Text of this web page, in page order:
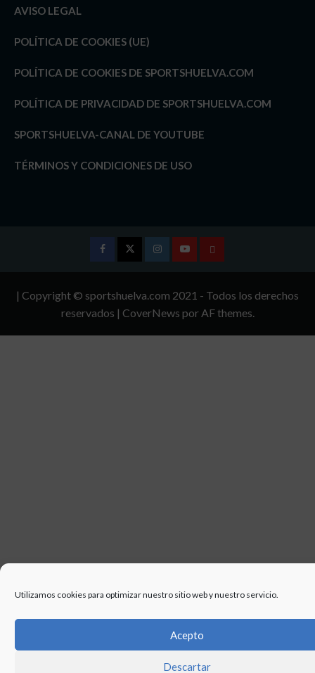
Utilizamos cookies para optimizar nuestro sitio web y nuestro servicio.
Acepto
Descartar
AVISO LEGAL
POLÍTICA DE COOKIES (UE)
POLÍTICA DE COOKIES DE SPORTSHUELVA.COM
POLÍTICA DE PRIVACIDAD DE SPORTSHUELVA.COM
SPORTSHUELVA-CANAL DE YOUTUBE
TÉRMINOS Y CONDICIONES DE USO
InstagramYoutubeTÉRMINOS
CONDICIONES
| Copyright © sportshuelva.com 2021 - Todos los derechos
reservados | CoverNews por AF themes.